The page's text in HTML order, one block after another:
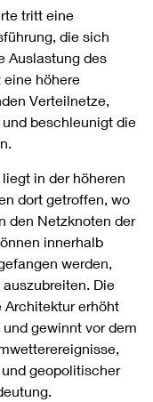
tritt eine
die sich
Auslastung des
höhere
Verteilnetze,
beschleunigt die
in der höheren
dort getroffen, wo
den Netzknoten der
innerhalb
werden,
Die
Architektur erhöht
gewinnt vor dem
geopolitischer